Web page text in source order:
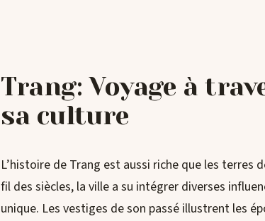
Trang: Voyage à
sa culture
L’histoire de Trang est aussi riche que les terres
fil des siècles, la ville a su intégrer diverses
unique. Les vestiges de son passé illustrent les